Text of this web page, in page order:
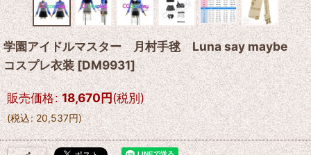
学園アイドルマスター 月村手毬 Luna say maybe
コスプレ衣装[DM9931]
販売価格: 18,670円(税別)
(税込: 20,537円)